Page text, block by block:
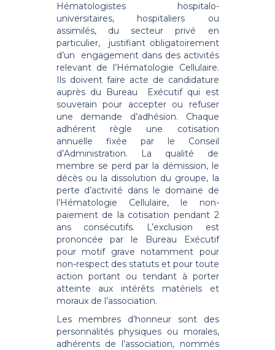
Hématologistes hospitalo-
universitaires, hospitaliers ou
assimilés, du secteur privé en
particulier, justifiant obligatoirement
d’un engagement dans des activités
relevant de l’Hématologie Cellulaire.
Ils doivent faire acte de candidature
auprès du Bureau Exécutif qui est
souverain pour accepter ou refuser
une demande d’adhésion. Chaque
adhérent règle une cotisation
annuelle fixée par le Conseil
d’Administration. La qualité de
membre se perd par la démission, le
décès ou la dissolution du groupe, la
perte d’activité dans le domaine de
l’Hématologie Cellulaire, le non-
paiement de la cotisation pendant 2
ans consécutifs. L’exclusion est
prononcée par le Bureau Exécutif
pour motif grave notamment pour
non-respect des statuts et pour toute
action portant ou tendant à porter
atteinte aux intérêts matériels et
moraux de l’association.
Les membres d’honneur sont des
personnalités physiques ou morales,
adhérents de l’association, nommés